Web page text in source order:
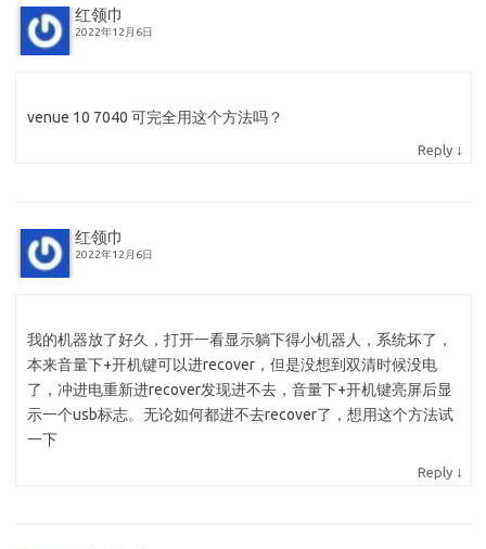
红领巾
2022年12月6日
venue 10 7040 可完全用这个方法吗？
Reply ↓
红领巾
2022年12月6日
我的机器放了好久，打开一看显示躺下得小机器人，系统坏了，
本来音量下+开机键可以进recover，但是没想到双清时候没电
了，冲进电重新进recover发现进不去，音量下+开机键亮屏后显
示一个usb标志。无论如何都进不去recover了，想用这个方法试
一下
Reply ↓